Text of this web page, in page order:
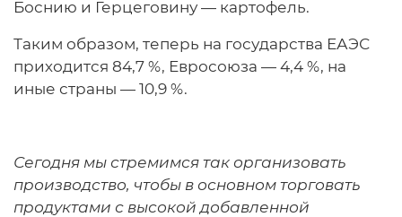
Боснию и Герцеговину — картофель.
Таким образом, теперь на государства ЕАЭС
приходится 84,7 %, Евросоюза — 4,4 %, на
иные страны — 10,9 %.
Сегодня мы стремимся так организовать
производство, чтобы в основном торговать
продуктами с высокой добавленной